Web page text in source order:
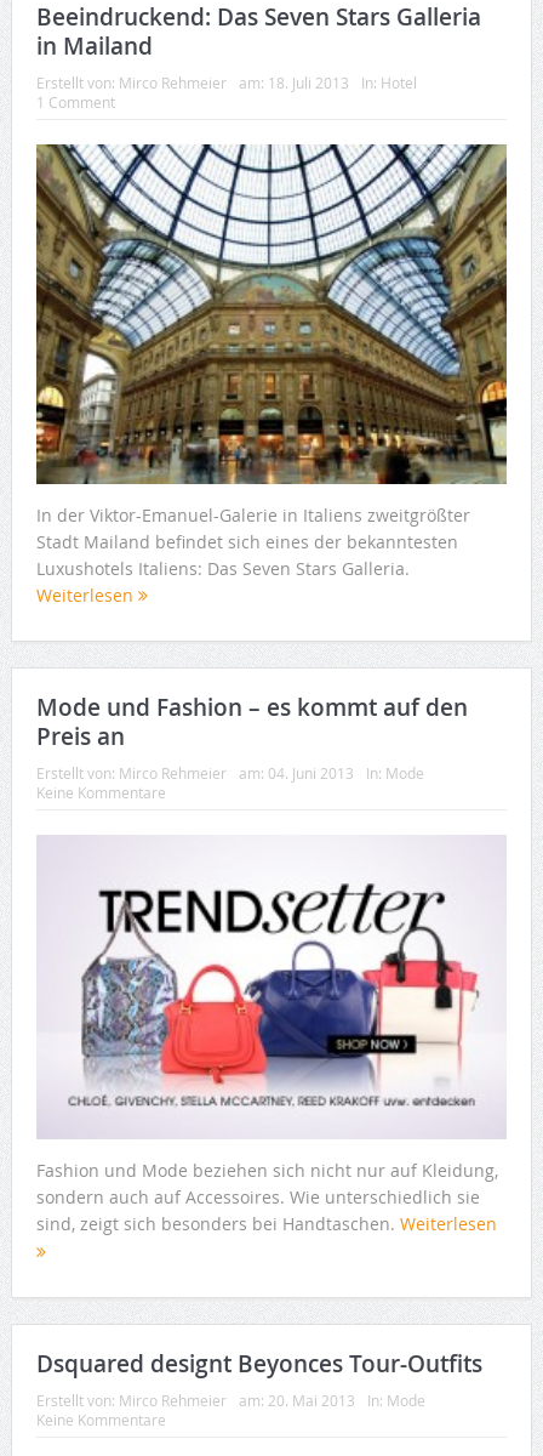
Beeindruckend: Das Seven Stars Galleria
in Mailand
Erstellt von: Mirco Rehmeier am: 18. Juli 2013 In: Hotel
1 Comment
In der Viktor-Emanuel-Galerie in Italiens zweitgrößter
Stadt Mailand befindet sich eines der bekanntesten
Luxushotels Italiens: Das Seven Stars Galleria.
Weiterlesen
Mode und Fashion – es kommt auf den
Preis an
Erstellt von: Mirco Rehmeier am: 04. Juni 2013 In: Mode
Keine Kommentare
Fashion und Mode beziehen sich nicht nur auf Kleidung,
sondern auch auf Accessoires. Wie unterschiedlich sie
sind, zeigt sich besonders bei Handtaschen. Weiterlesen
Dsquared designt Beyonces Tour-Outfits
Erstellt von: Mirco Rehmeier am: 20. Mai 2013 In: Mode
Keine Kommentare